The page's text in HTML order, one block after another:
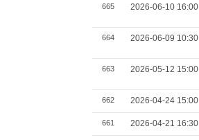
665 2026-06-10 16:00
664 2026-06-09 10:30
663 2026-05-12 15:00
662 2026-04-24 15:00
661 2026-04-21 16:30